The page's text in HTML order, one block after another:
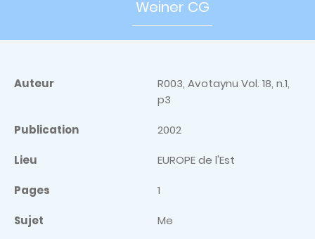
Weiner CG
Auteur
R003, Avotaynu Vol. 18, n.1,
p3
Publication 2002
Lieu EUROPE de l'Est
Pages 1
Sujet Me